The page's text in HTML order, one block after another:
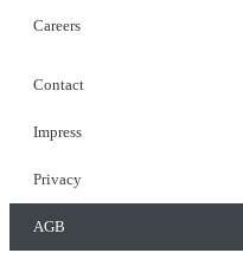
Careers
Contact
Impress
Privacy
AGB